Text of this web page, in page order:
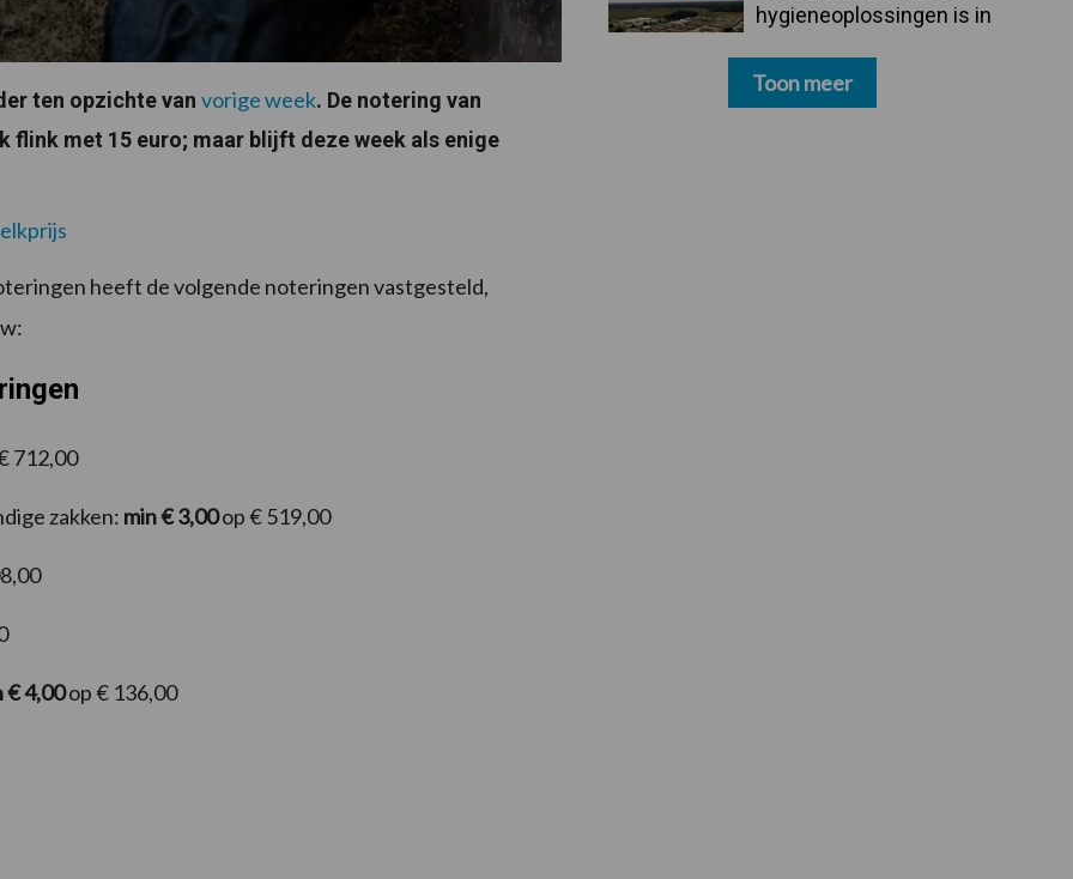
ten opzichte van vorige week. De notering van
flink met 15 euro; maar blijft deze week als enige
heeft de volgende noteringen vastgesteld,
712,00
zakken: min € 3,00op € 519,00
€ 4,00op € 136,00
hygieneoplossingen is in
Toon meer